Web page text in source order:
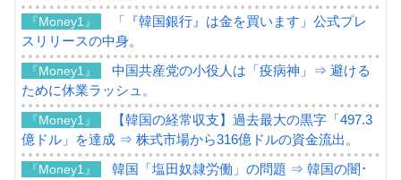
『Money1』
「『韓国銀行』は金を買います」公式プレ
スリリースの中身。
『Money1』
中国共産党の小役人は「疫病神」⇒ 避ける
ために休業ラッシュ。
『Money1』
【韓国の経常収支】過去最大の黒字「497.3
億ドル」を達成 ⇒ 株式市場から316億ドルの資金流出。
『Money1』
韓国「塩田奴隷労働」の問題 ⇒ 韓国の闇･